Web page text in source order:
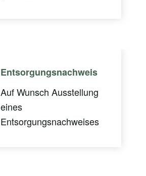
Entsorgungsnachweis
Auf Wunsch Ausstellung
eines
Entsorgungsnachweises